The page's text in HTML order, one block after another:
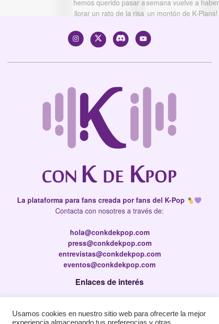
La plataforma para fans creada por fans del K-Pop
Contacta con nosotres a través de:
hola@conkdekpop.com
press@conkdekpop.com
entrevistas@conkdekpop.com
eventos@conkdekpop.com
Enlaces de interés
Política de privacidad
Usamos cookies en nuestro sitio web para ofrecerte la mejor